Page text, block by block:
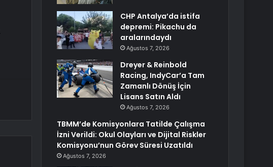
CHP Antalya’da istifa
depremi: Pikachu da
aralarındaydı
Ağustos 7, 2026
Dreyer & Reinbold
Racing, IndyCar’a Tam
Zamanlı Dönüş İçin
Lisans Satın Aldı
Ağustos 7, 2026
TBMM’de Komisyonlara Tatilde Çalışma
İzni Verildi: Okul Olayları ve Dijital Riskler
Komisyonu’nun Görev Süresi Uzatıldı
Ağustos 7, 2026